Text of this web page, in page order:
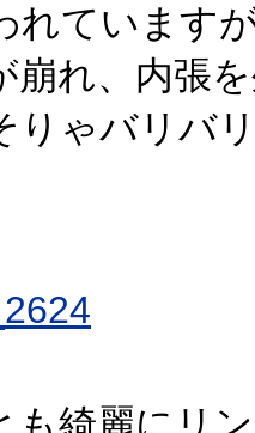
れています
崩れ、内張
りゃバリバ
も綺麗にリ